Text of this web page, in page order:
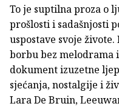
To je suptilna proza o
prošlosti i sadašnjosti
uspostave svoje
borbu bez melodrama
dokument izuzetne
sjećanja, nostalgije i
Lara De Bruin,